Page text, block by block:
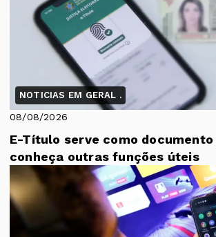
NOTICIAS EM GERAL .
08/08/2026
E-Título serve como
conheça outras funções úteis